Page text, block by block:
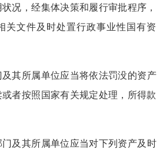
况，经集体决策和履行审批程序，
关文件及时处置行政事业性国有资
其所属单位应当将依法罚没的资产
者按照国家有关规定处理，所得款
及其所属单位应当对下列资产及时